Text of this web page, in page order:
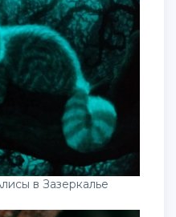
в Зазеркалье